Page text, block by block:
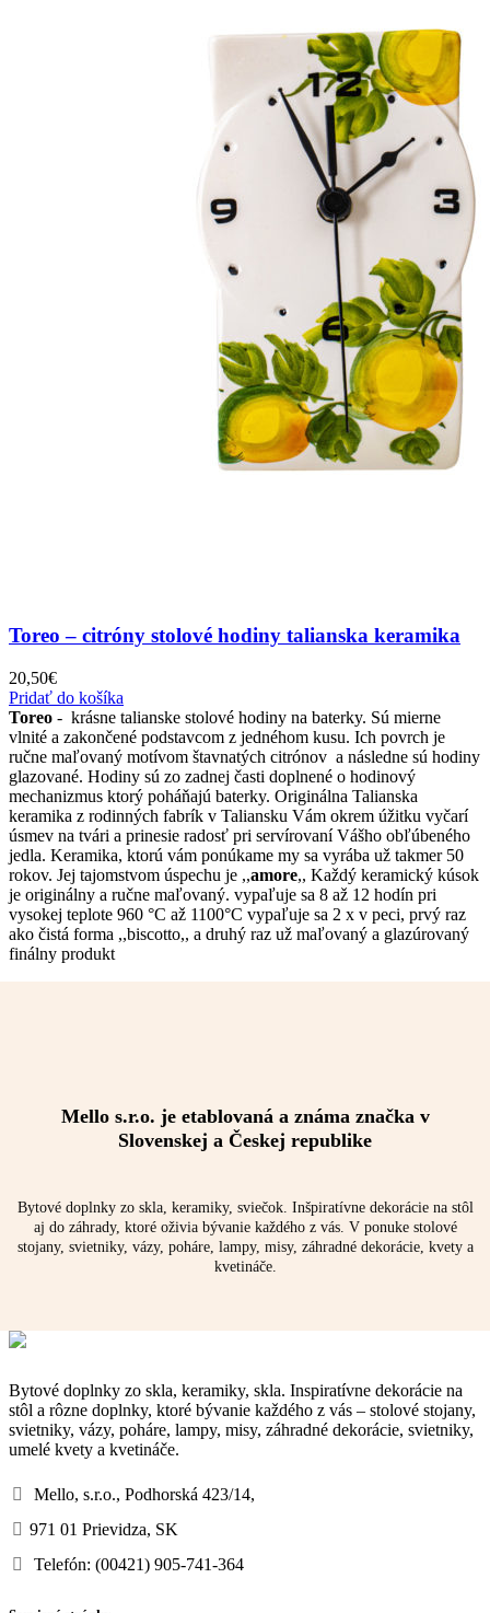
Toreo – citróny stolové hodiny talianska keramika
20,50€
Pridať do košíka
Toreo - krásne talianske stolové hodiny na baterky. Sú mierne
vlnité a zakončené podstavcom z jednéhom kusu. Ich povrch je
ručne maľovaný motívom štavnatých citrónov a následne sú hodiny
glazované. Hodiny sú zo zadnej časti doplnené o hodinový
mechanizmus ktorý poháňajú baterky. Originálna Talianska
keramika z rodinných fabrík v Taliansku Vám okrem úžitku vyčarí
úsmev na tvári a prinesie radosť pri servírovaní Vášho obľúbeného
jedla. Keramika, ktorú vám ponúkame my sa vyrába už takmer 50
rokov. Jej tajomstvom úspechu je ,,amore,, Každý keramický kúsok
je originálny a ručne maľovaný. vypaľuje sa 8 až 12 hodín pri
vysokej teplote 960 °C až 1100°C vypaľuje sa 2 x v peci, prvý raz
ako čistá forma ,,biscotto,, a druhý raz už maľovaný a glazúrovaný
finálny produkt
Mello s.r.o. je etablovaná a známa značka v
Slovenskej a Českej republike
Bytové doplnky zo skla, keramiky, sviečok. Inšpiratívne dekorácie na stôl
aj do záhrady, ktoré oživia bývanie každého z vás. V ponuke stolové
stojany, svietniky, vázy, poháre, lampy, misy, záhradné dekorácie, kvety a
kvetináče.
Bytové doplnky zo skla, keramiky, skla. Inspiratívne dekorácie na
stôl a rôzne doplnky, ktoré bývanie každého z vás – stolové stojany,
svietniky, vázy, poháre, lampy, misy, záhradné dekorácie, svietniky,
umelé kvety a kvetináče.
Mello, s.r.o., Podhorská 423/14,
971 01 Prievidza, SK
Telefón: (00421) 905-741-364